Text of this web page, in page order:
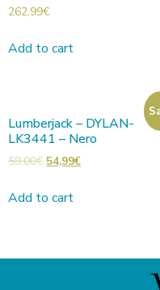
262,99€
Add to cart
Lumberjack – DYLAN-
LK3441 – Nero
59,00€ 54,99€
Add to cart